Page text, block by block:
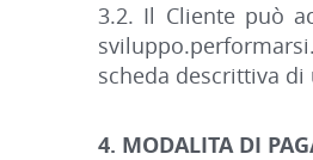
3.2. Il Cliente può
scheda descrittiva
4. MODALITA DI